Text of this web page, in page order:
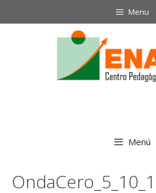
Menu
Menú